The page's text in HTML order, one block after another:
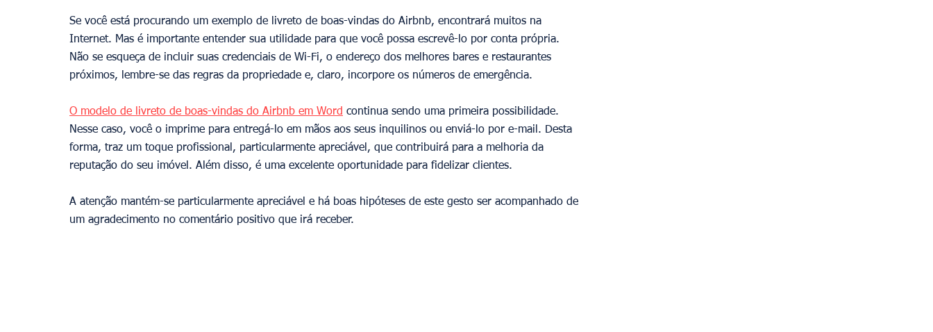
Se você está procurando um exemplo de livreto de boas-vindas do Airbnb, encontrará muitos na
Internet. Mas é importante entender sua utilidade para que você possa escrevê-lo por conta própria.
Não se esqueça de incluir suas credenciais de Wi-Fi, o endereço dos melhores bares e restaurantes
próximos, lembre-se das regras da propriedade e, claro, incorpore os números de emergência.
O modelo de livreto de boas-vindas do Airbnb em Word continua sendo uma primeira possibilidade.
Nesse caso, você o imprime para entregá-lo em mãos aos seus inquilinos ou enviá-lo por e-mail. Desta
forma, traz um toque profissional, particularmente apreciável, que contribuirá para a melhoria da
reputação do seu imóvel. Além disso, é uma excelente oportunidade para fidelizar clientes.
A atenção mantém-se particularmente apreciável e há boas hipóteses de este gesto ser acompanhado de
um agradecimento no comentário positivo que irá receber.